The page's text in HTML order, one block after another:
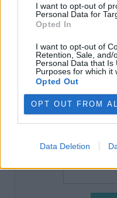
I want to opt-out of
Personal Data for
Opted In
I want to opt-out of
Retention, Sale, and/
Personal Data that Is
Purposes for which it
Opted Out
OPT OUT FROM
Data Deletion
Online diskuse
Redakce Ekolistu vítá
že zde publikujete svůj
dodržovatpravidla diskuse
vyhrazuje právo smazat
DO DISKUZE SE